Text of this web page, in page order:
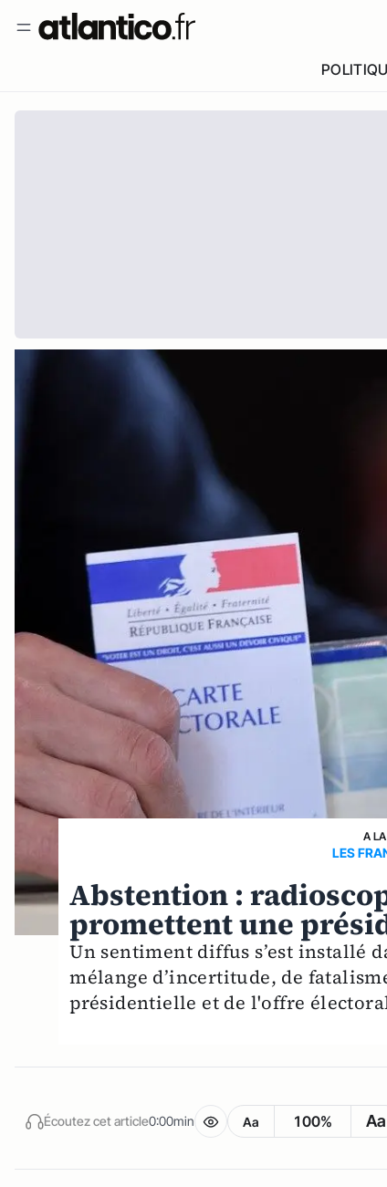
A
LES
Abstention :
promettent une
Un sentiment diffus s’est installé
mélange d’incertitude, de
présidentielle et de l'offre
Écoutez cet article0:00min Aa 100% Aa